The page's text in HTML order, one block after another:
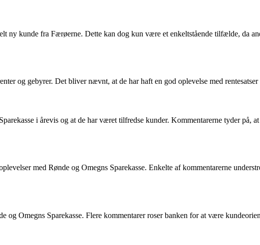
ny kunde fra Færøerne. Dette kan dog kun være et enkeltstående tilfælde, da
og gebyrer. Det bliver nævnt, at de har haft en god oplevelse med
i årevis og at de har været tilfredse kunder. Kommentarerne tyder på,
med Rønde og Omegns Sparekasse. Enkelte af kommentarerne
Omegns Sparekasse. Flere kommentarer roser banken for at være